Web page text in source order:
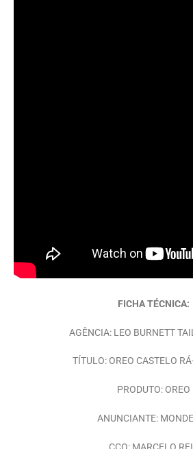
FICHA TÉCNICA:
AGÊNCIA: LEO BURNETT
TÍTULO: OREO CASTELO
PRODUTO: OREO
ANUNCIANTE: